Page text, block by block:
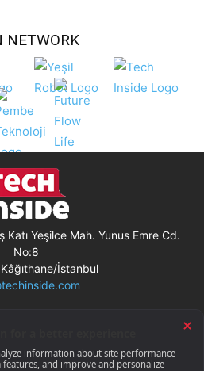
NETWORK
Yeşilce Mah. Yunus Emre Cd.
No:8
İstanbul
Bildirimi
RSS